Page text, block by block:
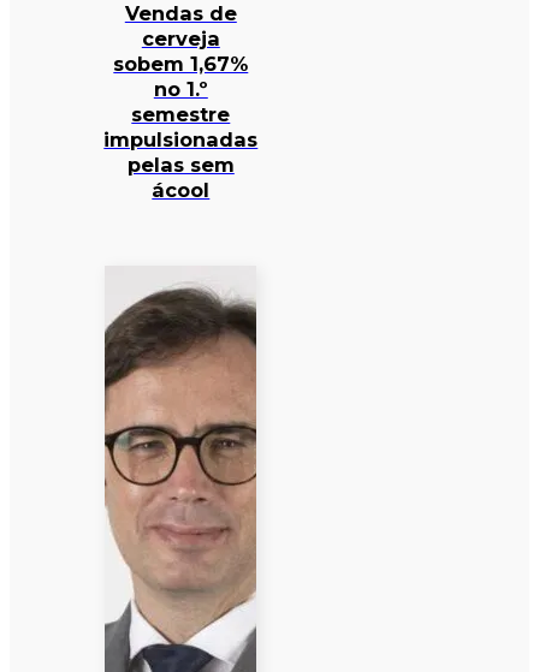
Vendas de
cerveja
sobem 1,67%
no 1.º
semestre
impulsionadas
pelas sem
ácool